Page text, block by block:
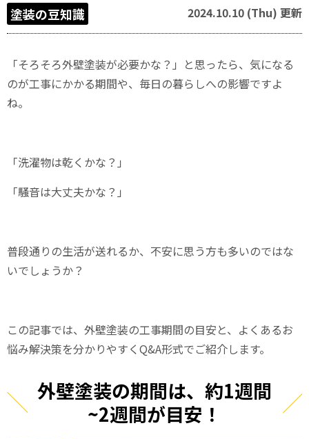
塗装の豆知識 2024.10.10 (Thu) 更新
「そろそろ外壁塗装が必要かな？」と思ったら、気になる
のが工事にかかる期間や、毎日の暮らしへの影響ですよ
ね。
「洗濯物は乾くかな？」
「騒音は大丈夫かな？」
普段通りの生活が送れるか、不安に思う方も多いのではな
いでしょうか？
この記事では、外壁塗装の工事期間の目安と、よくあるお
悩み解決策を分かりやすくQ&A形式でご紹介します。
外壁塗装の期間は、約1週間
~2週間が目安！